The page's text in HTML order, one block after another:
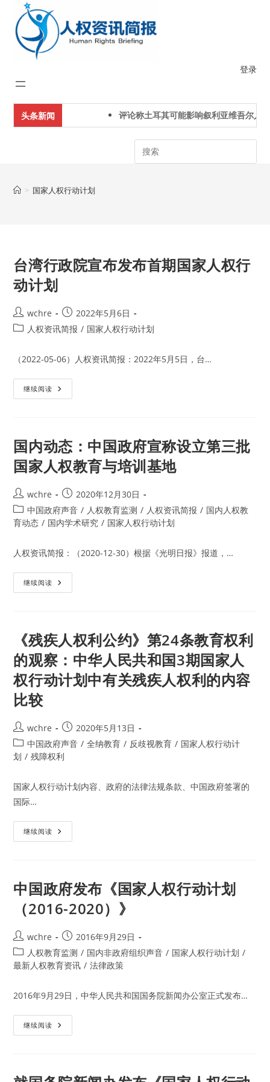
content
登录
头条新闻 评论称土耳其可能影响叙利亚维吾尔人下
Search
> 国家人权行动计划
台湾行政院宣布发布首期国家人权行
动计划
Post
author:
wchre
Post
published:
2022年5月6日
Post人权资讯简报 / 国家人权行动计划
（2022-05-06）人权资讯简报：2022年5月5日，台…
继续阅读 台
湾
布
发
布
首
期
人
权
行
动
国内动态：中国政府宣称设立第三批
国家人权教育与培训基地
Post
author:
wchre
Post
published:
2020年12月30日
Post
category:
中国政府声音 / 人权教育监测 / 人权资讯简报 / 国内人权教
育动态 / 国内学术研究 / 国家人权行动计划
人权资讯简报：（2020-12-30）根据《光明日报》报道，…
继续阅读 国
内
政
府
宣
称
设
立
第
人
教
育
与
基
地
《残疾人权利公约》第24条教育权利
的观察：中华人民共和国3期国家人
权行动计划中有关残疾人权利的内容
比较
Post
author:
wchre
Post
published:
2020年5月13日
Post
category:
中国政府声音 / 全纳教育 / 反歧视教育 / 国家人权行动计
划 / 残障权利
国家人权行动计划内容、政府的法律法规条款、中国政府签署的
国际…
继续阅读 《残
疾
约》
第
24
条
教
利
的
观
察：
人
民
和
国
3
权
中国政府发布《国家人权行动计划
（2016-2020）》
Post
author:
wchre
Post
published:
2016年9月29日
Post
category:
人权教育监测 / 国内非政府组织声音 / 国家人权行动计划 /
最新人权教育资讯 / 法律政策
2016年9月29日，中华人民共和国国务院新闻办公室正式发布…
继续阅读 中
国
《国